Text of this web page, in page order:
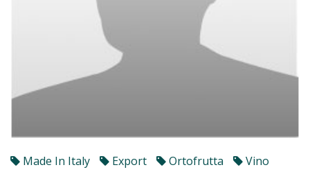
Made In Italy Export Ortofrutta Vino